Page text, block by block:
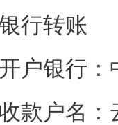
行转账
开户银行：
收款户名：